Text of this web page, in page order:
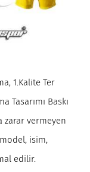
1.Kalite Ter
Tasarımı Baskı
zarar vermeyen
isim,
edilir.